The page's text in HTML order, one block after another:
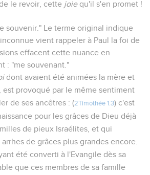
le revoir, cette joiequ'il s'en promet !
souvenir." Le terme original indique
vient rappeler à Paul la foi de
effacent cette nuance en
: "me souvenant."
dont avaient été animées la mère et
est provoqué par le même sentiment
de ses ancêtres : (2Timothée 1.3) c'est
pour les grâces de Dieu déjà
de pieux Israélites, et qui
de grâces plus grandes encore.
été converti à l'Evangile dès sa
que ces membres de sa famille